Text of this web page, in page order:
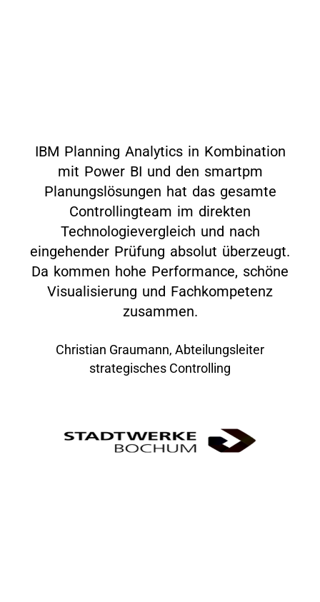
IBM Planning Analytics in Kombination
mit Power BI und den smartpm
Planungslösungen hat das gesamte
Controllingteam im direkten
Technologievergleich und nach
eingehender Prüfung absolut überzeugt.
Da kommen hohe Performance, schöne
Visualisierung und Fachkompetenz
zusammen.
Christian Graumann, Abteilungsleiter
strategisches Controlling